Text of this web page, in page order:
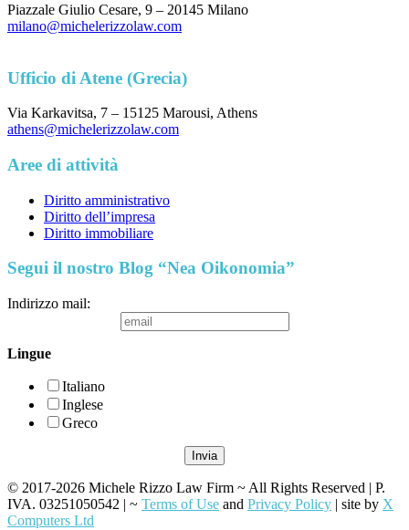
Piazzale Giulio Cesare, 9 – 20145 Milano
milano@michelerizzolaw.com
Ufficio di Atene (Grecia)
Via Karkavitsa, 7 – 15125 Marousi, Athens
athens@michelerizzolaw.com
Aree di attività
Diritto amministrativo
Diritto dell’impresa
Diritto immobiliare
Segui il nostro Blog “Nea Oikonomia”
Indirizzo mail:
Lingue
Italiano
Inglese
Greco
© 2017-2026 Michele Rizzo Law Firm ~ All Rights Reserved | P.
IVA. 03251050542 | ~ Terms of Use and Privacy Policy | site by X
Computers Ltd